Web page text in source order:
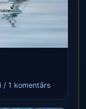
1 komentārs